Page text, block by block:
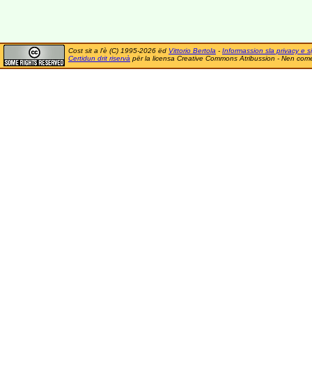
Cost sit a l'è (C) 1995-2026 ëd Vittorio Bertola - Informassion sla privacy e
Certidun drit riservà për la licensa Creative Commons Atribussion - Nen